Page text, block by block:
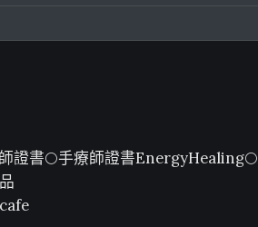
證書🌕手療師證書EnergyHealing🌕